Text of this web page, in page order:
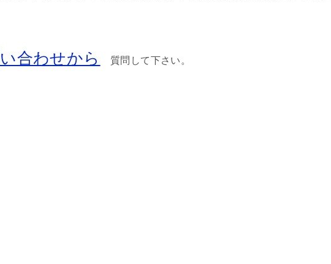
合わせから 質問して下さい。